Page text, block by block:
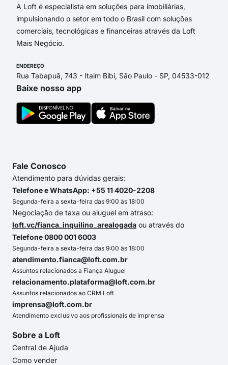
A Loft é especialista em soluções para imobiliárias,
impulsionando o setor em todo o Brasil com soluções
comerciais, tecnológicas e financeiras através da Loft
Mais Negócio.
ENDEREÇO
Rua Tabapuã, 743 - Itaim Bibi, São Paulo - SP, 04533-012
Baixe nosso app
Fale Conosco
Atendimento para dúvidas gerais:
Telefone e WhatsApp: +55 11 4020-2208
Segunda-feira a sexta-feira das 9:00 às 18:00
Negociação de taxa ou aluguel em atraso:
loft.vc/fianca_inquilino_arealogada ou através do
Telefone 0800 001 6003
Segunda-feira a sexta-feira das 9:00 às 18:00
atendimento.fianca@loft.com.br
Assuntos relacionados a Fiança Aluguel
relacionamento.plataforma@loft.com.br
Assuntos relacionados ao CRM Loft
imprensa@loft.com.br
Atendimento exclusivo aos profissionais de imprensa
Sobre a Loft
Central de Ajuda
Como vender